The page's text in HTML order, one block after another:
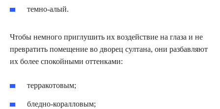
темно-алый.
Чтобы немного приглушить их воздействие на глаза и не
превратить помещение во дворец султана, они разбавляют
их более спокойными оттенками:
терракотовым;
бледно-коралловым;